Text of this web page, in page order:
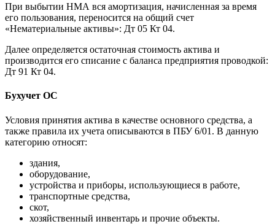
При выбытии НМА вся амортизация, начисленная за время
его пользования, переносится на общий счет
«Нематериальные активы»: Дт 05 Кт 04.
Далее определяется остаточная стоимость актива и
производится его списание с баланса предприятия проводкой:
Дт 91 Кт 04.
Бухучет ОС
Условия принятия актива в качестве основного средства, а
также правила их учета описываются в ПБУ 6/01. В данную
категорию относят:
здания,
оборудование,
устройства и приборы, использующиеся в работе,
транспортные средства,
скот,
хозяйственный инвентарь и прочие объекты.